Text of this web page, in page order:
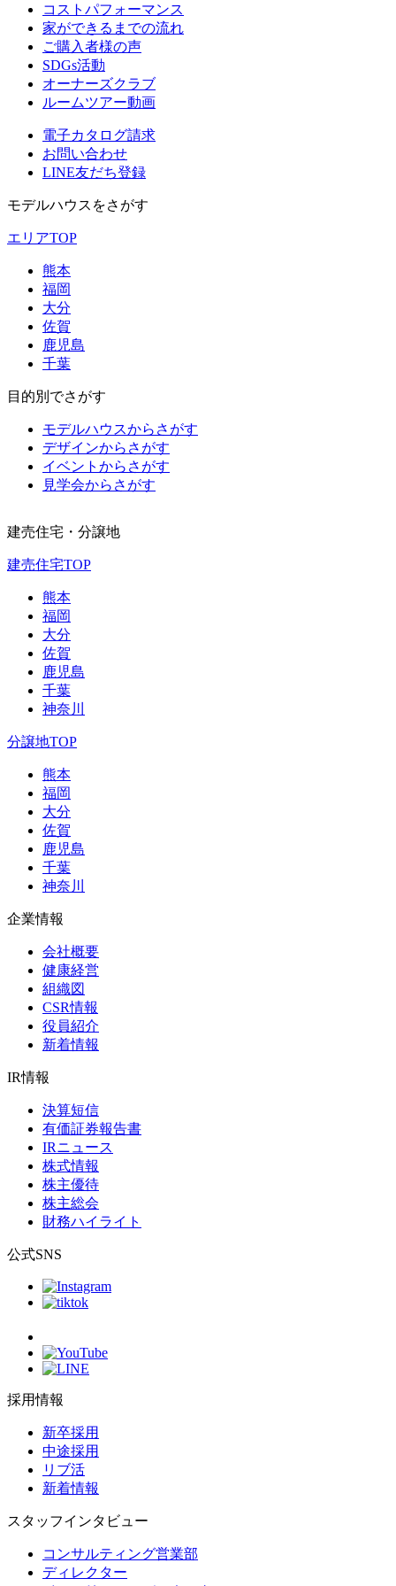
コストパフォーマンス
家ができるまでの流れ
ご購入者様の声
SDGs活動
オーナーズクラブ
ルームツアー動画
電子カタログ請求
お問い合わせ
LINE友だち登録
モデルハウスをさがす
エリアTOP
熊本
福岡
大分
佐賀
鹿児島
千葉
目的別でさがす
モデルハウスからさがす
デザインからさがす
イベントからさがす
見学会からさがす
建売住宅・分譲地
建売住宅TOP
熊本
福岡
大分
佐賀
鹿児島
千葉
神奈川
分譲地TOP
熊本
福岡
大分
佐賀
鹿児島
千葉
神奈川
企業情報
会社概要
健康経営
組織図
CSR情報
役員紹介
新着情報
IR情報
決算短信
有価証券報告書
IRニュース
株式情報
株主優待
株主総会
財務ハイライト
公式SNS
採用情報
新卒採用
中途採用
リブ活
新着情報
スタッフインタビュー
コンサルティング営業部
ディレクター